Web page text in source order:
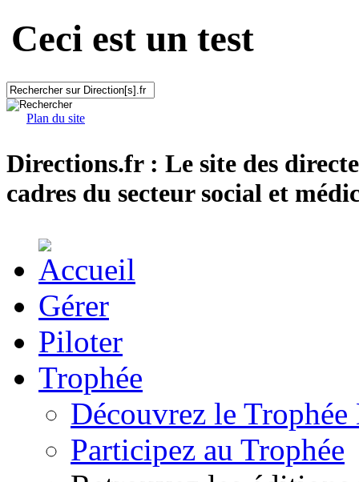
Ceci est un test
Plan du site
Directions.fr : Le site des
cadres du secteur social et
Gérer
Piloter
Trophée
Découvrez le
Participez au Trophée